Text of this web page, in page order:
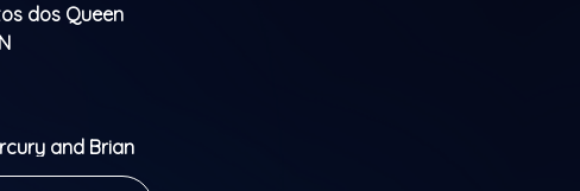
dos Queen
and Brian
to the